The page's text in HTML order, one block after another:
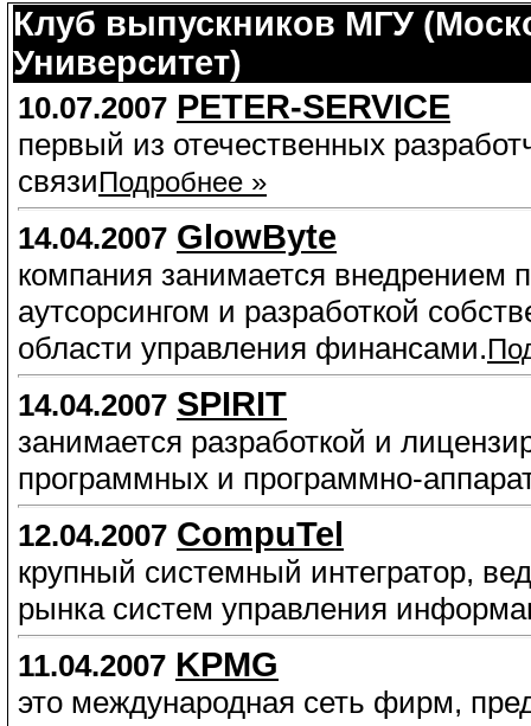
Клуб выпускников МГУ
Университет)
10.07.2007 PETER-SERVICE
первый из отечественных
связиПодробнее »
14.04.2007 GlowByte
компания занимается внедрением
аутсорсингом и разработкой
области управления финансами.
14.04.2007 SPIRIT
занимается разработкой и
программных и программно-
12.04.2007 CompuTel
крупный системный интегратор,
рынка систем управления
11.04.2007 KPMG
это международная сеть фирм,